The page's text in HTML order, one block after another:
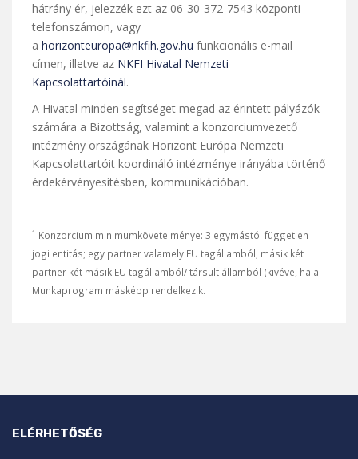
hátrány ér, jelezzék ezt az 06-30-372-7543 központi
telefonszámon, vagy
a horizonteuropa@nkfih.gov.hu funkcionális e-mail
címen, illetve az NKFI Hivatal Nemzeti
Kapcsolattartóinál.
A Hivatal minden segítséget megad az érintett pályázók
számára a Bizottság, valamint a konzorciumvezető
intézmény országának Horizont Európa Nemzeti
Kapcsolattartóit koordináló intézménye irányába történő
érdekérvényesítésben, kommunikációban.
———————
1 Konzorcium minimumkövetelménye: 3 egymástól független
jogi entitás; egy partner valamely EU tagállamból, másik két
partner két másik EU tagállamból/ társult államból (kivéve, ha a
Munkaprogram másképp rendelkezik.
ELÉRHETŐSÉG